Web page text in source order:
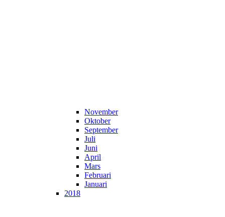
November
Oktober
September
Juli
Juni
April
Mars
Februari
Januari
2018